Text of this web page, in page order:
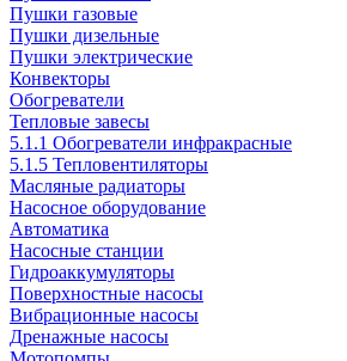
Пушки газовые
Пушки дизельные
Пушки электрические
Конвекторы
Обогреватели
Тепловые завесы
5.1.1 Обогреватели инфракрасные
5.1.5 Тепловентиляторы
Масляные радиаторы
Насосное оборудование
Автоматика
Насосные станции
Гидроаккумуляторы
Поверхностные насосы
Вибрационные насосы
Дренажные насосы